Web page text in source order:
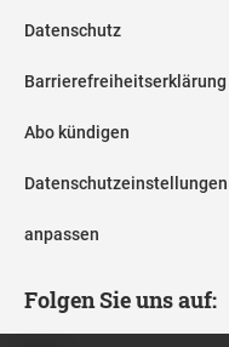
Datenschutz
Barrierefreiheitserklärung
Abo kündigen
Datenschutzeinstellungen
anpassen
Folgen Sie uns auf: